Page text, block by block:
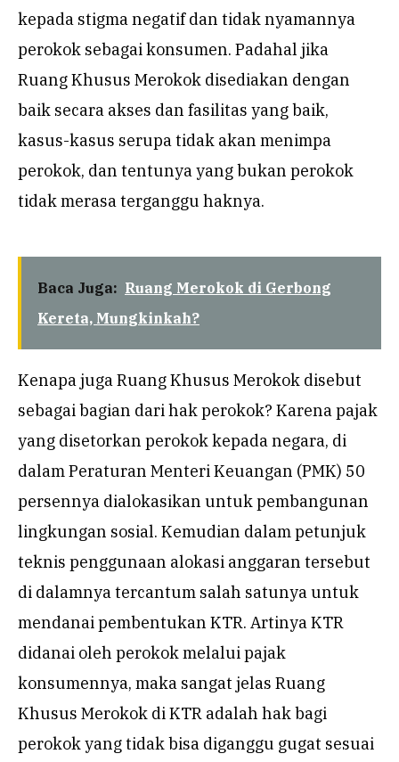
kepada stigma negatif dan tidak nyamannya
perokok sebagai konsumen. Padahal jika
Ruang Khusus Merokok disediakan dengan
baik secara akses dan fasilitas yang baik,
kasus-kasus serupa tidak akan menimpa
perokok, dan tentunya yang bukan perokok
tidak merasa terganggu haknya.
Baca Juga: Ruang Merokok di Gerbong
Kereta, Mungkinkah?
Kenapa juga Ruang Khusus Merokok disebut
sebagai bagian dari hak perokok? Karena pajak
yang disetorkan perokok kepada negara, di
dalam Peraturan Menteri Keuangan (PMK) 50
persennya dialokasikan untuk pembangunan
lingkungan sosial. Kemudian dalam petunjuk
teknis penggunaan alokasi anggaran tersebut
di dalamnya tercantum salah satunya untuk
mendanai pembentukan KTR. Artinya KTR
didanai oleh perokok melalui pajak
konsumennya, maka sangat jelas Ruang
Khusus Merokok di KTR adalah hak bagi
perokok yang tidak bisa diganggu gugat sesuai